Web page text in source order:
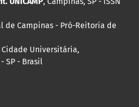
de Campinas - Pró-Reitoria de
Universitária,
SP - Brasil